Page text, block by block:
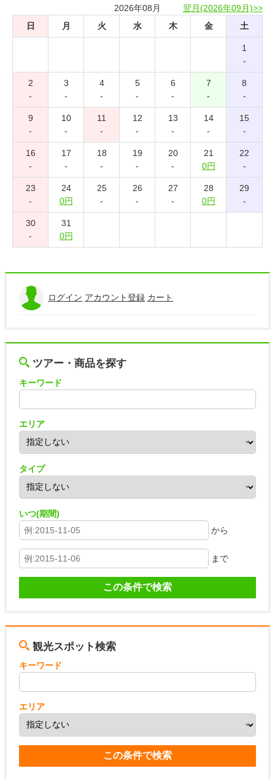
2026年08月
翌月(2026年09月)>>
日
月 火 水 木 金 土
1
-
2
-
3
-
4
-
5
-
6
-
7
-
8
-
9
-
10
-
11
-
12
-
13
-
14
-
15
-
16
-
17
-
18
-
19
-
20
-
21
0円
22
-
23
-
24
0円
25
-
26
-
27
-
28
0円
29
-
30
-
31
0円
ログイン アカウント登録 カート
ツアー・商品を探す
キーワード
エリア
タイプ
いつ(期間)
から
まで
観光スポット検索
キーワード
エリア